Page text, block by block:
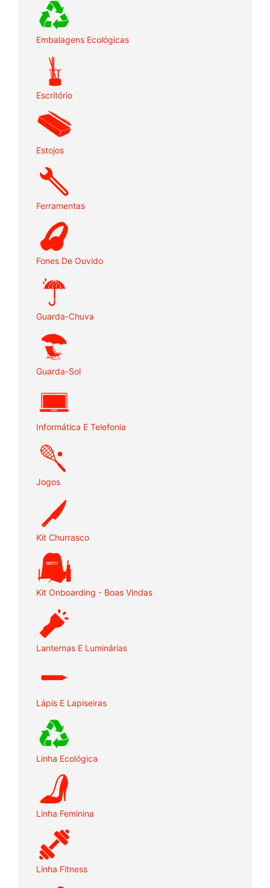
Embalagens Ecológicas
Escritório
Estojos
Ferramentas
Fones De Ouvido
Guarda-Chuva
Guarda-Sol
Informática E Telefonia
Jogos
Kit Churrasco
Kit Onboarding - Boas Vindas
Lanternas E Luminárias
Lápis E Lapiseiras
Linha Ecológica
Linha Feminina
Linha Fitness